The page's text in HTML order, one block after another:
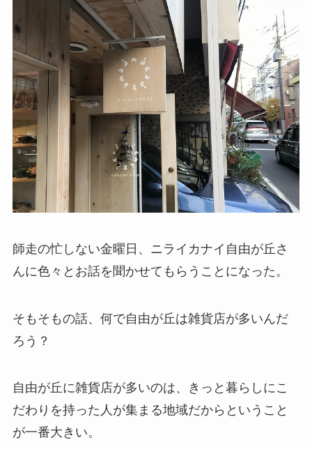
師走の忙しない金曜日、ニライカナイ自由が丘さ
んに色々とお話を聞かせてもらうことになった。
そもそもの話、何で自由が丘は雑貨店が多いんだ
ろう？
自由が丘に雑貨店が多いのは、きっと暮らしにこ
だわりを持った人が集まる地域だからということ
が一番大きい。